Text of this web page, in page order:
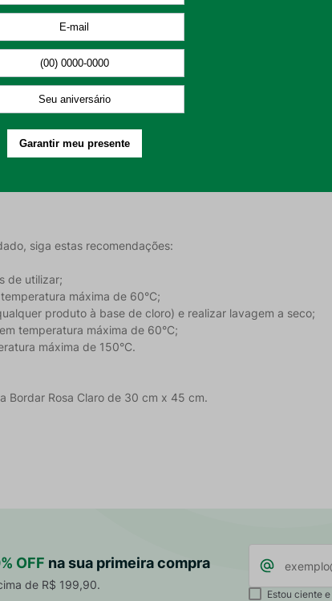
ternura e leveza para o seu lavabo ou banheiro, sendo a
e conforto, sendo também uma excelente opção para
maciez e durabilidade;
para a técnica de ponto cruz;
maior maciez e absorção eficiente;
pele e secagem eficaz;
e uso social.
siga estas recomendações:
de utilizar;
máxima de 60°C;
produto à base de cloro) e realizar lavagem a seco;
temperatura máxima de 60°C;
máxima de 150°C.
Bordar Rosa Claro de 30 cm x 45 cm.
OFF na sua primeira compra
de R$ 199,90.
Estou ciente